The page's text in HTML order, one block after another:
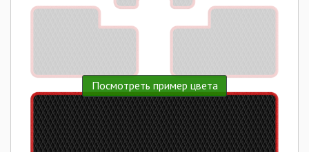
Посмотреть пример цвета